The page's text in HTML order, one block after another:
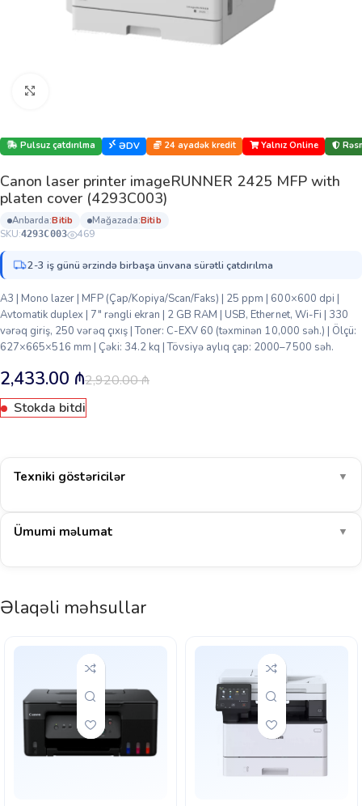
Pulsuz çatdırılma ƏDV 24 ayadək kredit Yalnız Online
Canon laser printer imageRUNNER 2425 MFP with
platen cover (4293C003)
anbarda: bi̇ti̇b mağazada: bi̇ti̇b
SKU:4293C003 469
2-3 iş günü ərzində birbaşa ünvana sürətli çatdırılma
A3 | Mono lazer | MFP (Çap/Kopiya/Scan/Faks) | 25 ppm | 600×600 dpi |
Avtomatik duplex | 7″ rəngli ekran | 2 GB RAM | USB, Ethernet, Wi-Fi | 330
vərəq giriş, 250 vərəq çıxış | Toner: C-EXV 60 (təxminən 10,000 səh.) | Ölçü:
627×665×516 mm | Çəki: 34.2 kq | Tövsiyə aylıq çap: 2000–7500 səh.
2,920.00₼
2,433.00 ₼
Stokda bitdi
Texniki göstəricilər ▼
Ümumi məlumat ▼
Əlaqəli məhsullar